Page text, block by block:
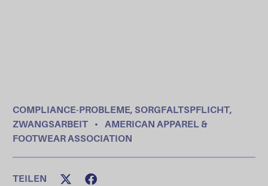
COMPLIANCE-PROBLEME, SORGFALTSPFLICHT,
ZWANGSARBEIT
•
AMERICAN APPAREL &
FOOTWEAR ASSOCIATION
TEILEN